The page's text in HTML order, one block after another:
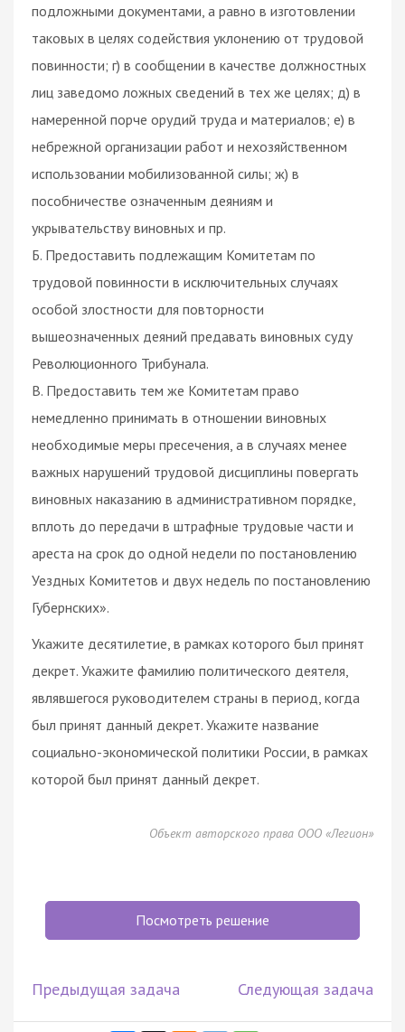
подложными документами, а равно в изготовлении
таковых в целях содействия уклонению от трудовой
повинности; г) в сообщении в качестве должностных
лиц заведомо ложных сведений в тех же целях; д) в
намеренной порче орудий труда и материалов; е) в
небрежной организации работ и нехозяйственном
использовании мобилизованной силы; ж) в
пособничестве означенным деяниям и
укрывательству виновных и пр.
Б. Предоставить подлежащим Комитетам по
трудовой повинности в исключительных случаях
особой злостности для повторности
вышеозначенных деяний предавать виновных суду
Революционного Трибунала.
В. Предоставить тем же Комитетам право
немедленно принимать в отношении виновных
необходимые меры пресечения, а в случаях менее
важных нарушений трудовой дисциплины повергать
виновных наказанию в административном порядке,
вплоть до передачи в штрафные трудовые части и
ареста на срок до одной недели по постановлению
Уездных Комитетов и двух недель по постановлению
Губернских».
Укажите десятилетие, в рамках которого был принят
декрет. Укажите фамилию политического деятеля,
являвшегося руководителем страны в период, когда
был принят данный декрет. Укажите название
социально-экономической политики России, в рамках
которой был принят данный декрет.
Объект авторского права ООО «Легион»
Посмотреть решение
Предыдущая задача Следующая задача